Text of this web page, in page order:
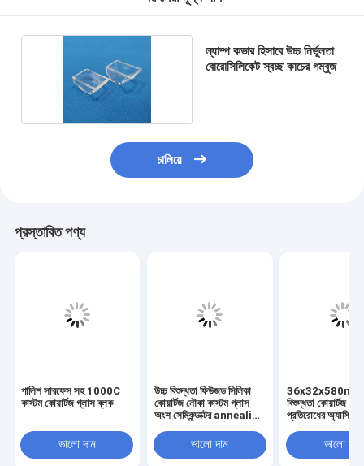
ল্যাম্প কভার হিসাবে উচ্চ নির্ভুলতা
বোরোসিলিকেট স্বচ্ছ কাচের গম্বুজ
চালিয়ে
প্রস্তাবিত পণ্য
পালিশ সারফেস সহ 1000C
কাস্টম কোয়ার্টজ গ্লাস ব্লক
ভালো দাম
উচ্চ বিশুদ্ধতা ফিউজড সিলিকা
কোয়ার্টজ নৌকা কাস্টম গ্লাস
অংশ সেমিকন্ডাক্টর annealing
ভালো দাম
36x32x580mm
বিশুদ্ধতা কোয়ার্টজ
প্রতিরোধের অ্যাসিড
ভালো দাম